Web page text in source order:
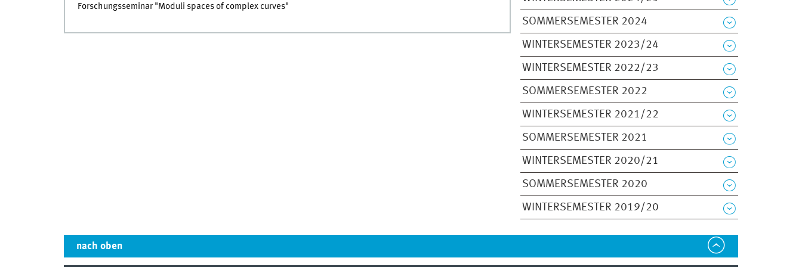
SOMMERSEMESTER 2024
WINTERSEMESTER 2023/24
WINTERSEMESTER 2022/23
SOMMERSEMESTER 2022
WINTERSEMESTER 2021/22
SOMMERSEMESTER 2021
WINTERSEMESTER 2020/21
SOMMERSEMESTER 2020
WINTERSEMESTER 2019/20
Forschungsseminar "Moduli spaces of complex curves"
nach oben